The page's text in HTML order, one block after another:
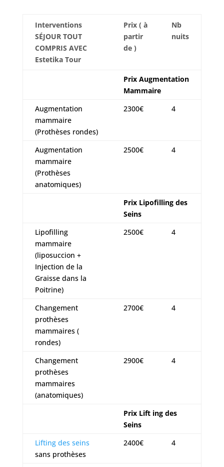
Interventions
SÉJOUR TOUT
COMPRIS AVEC
Estetika Tour
Prix ( à
partir
de )
Nb
nuits
Prix Augmentation
Mammaire
Augmentation
mammaire
(Prothèses rondes)
2300€ 4
Augmentation
mammaire
(Prothèses
anatomiques)
2500€ 4
Prix Lipofilling des
Seins
Lipofilling
mammaire
(liposuccion +
Injection de la
Graisse dans la
Poitrine)
2500€ 4
Changement
prothèses
mammaires (
rondes)
2700€ 4
Changement
prothèses
mammaires
(anatomiques)
2900€ 4
Prix Lift ing des
Seins
Lifting des seins
sans prothèses
2400€ 4